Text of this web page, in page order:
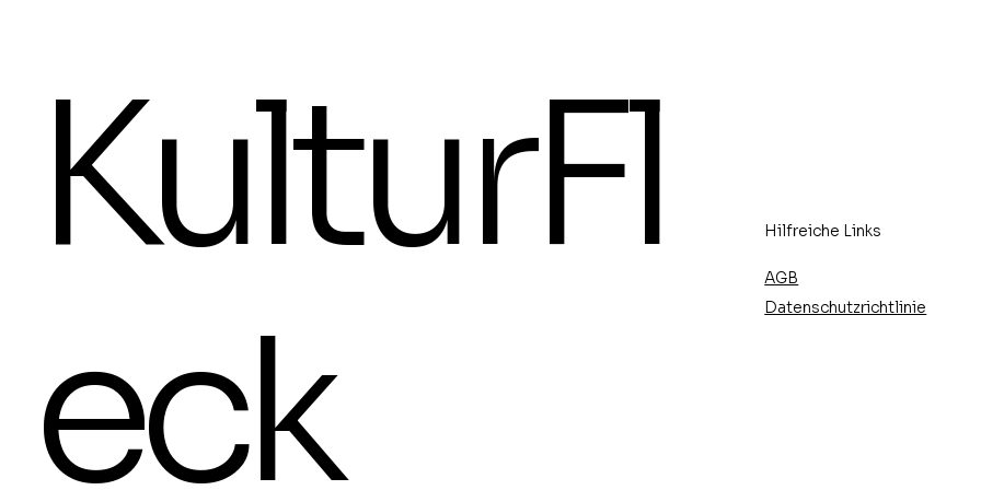
KulturFl
eck
Hilfreiche Links
AGB
Datenschutzrichtlinie